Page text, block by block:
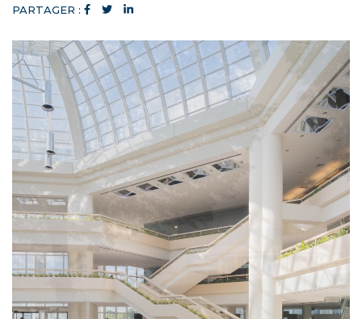
PARTAGER :